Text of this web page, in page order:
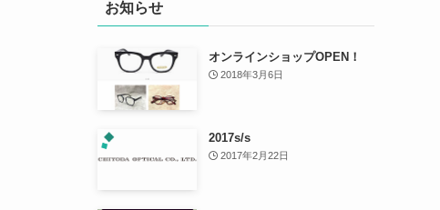
お知らせ
オンラインショップOPEN！
2018年3月6日
2017s/s
2017年2月22日